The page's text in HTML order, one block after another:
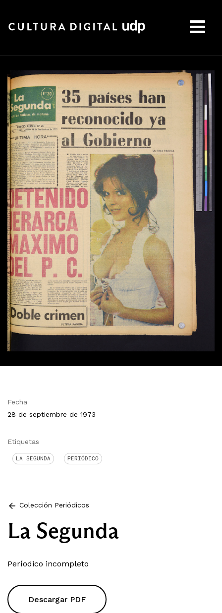
Fecha
28 de septiembre de 1973
Etiquetas
LA SEGUNDA PERIÓDICO
Colección Periódicos
La Segunda
Períodico incompleto
Descargar PDF